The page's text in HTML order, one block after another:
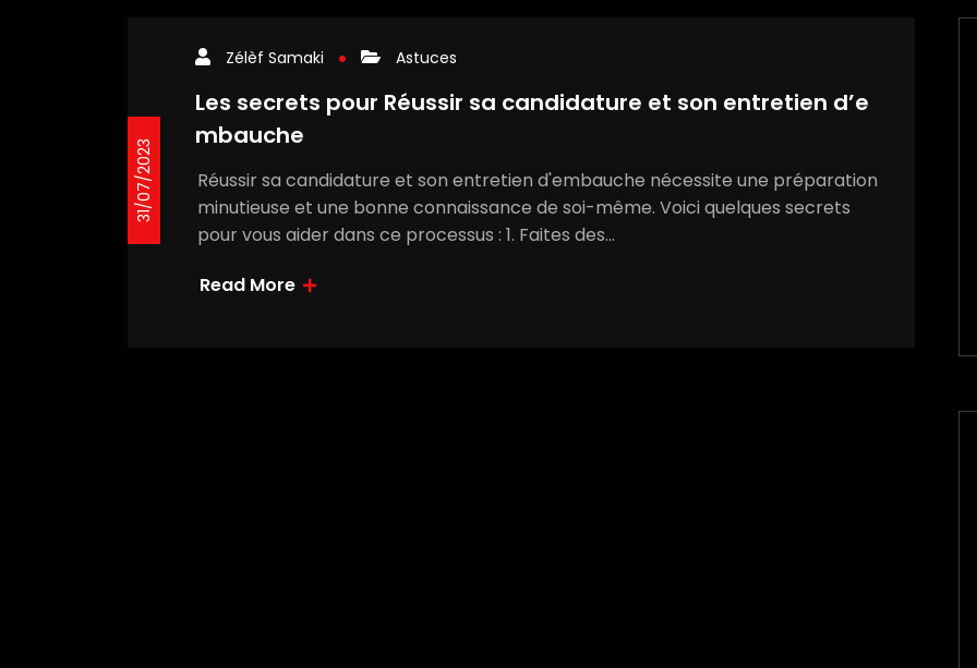
31/07/2023
Zélèf Samaki Astuces
Les secrets pour Réussir sa candidature et son entretien d’e
mbauche
Réussir sa candidature et son entretien d'embauche nécessite une préparation
minutieuse et une bonne connaissance de soi-même. Voici quelques secrets
pour vous aider dans ce processus : 1. Faites des…
Read More